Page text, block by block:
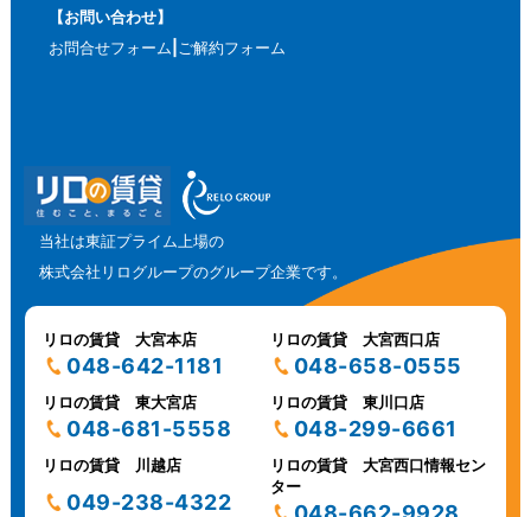
【お問い合わせ】
お問合せフォーム ご解約フォーム
当社は東証プライム上場の
株式会社リログループのグループ企業です。
リロの賃貸 大宮本店
048-642-1181
リロの賃貸 大宮西口店
048-658-0555
リロの賃貸 東大宮店
048-681-5558
リロの賃貸 東川口店
048-299-6661
リロの賃貸 川越店
049-238-4322
リロの賃貸 大宮西口情報セン
ター